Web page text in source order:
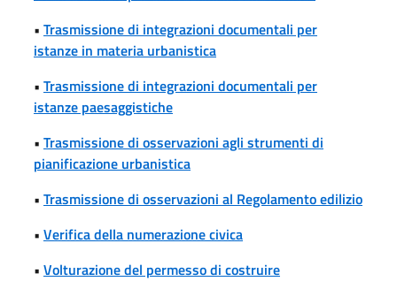
• Trasmissione di integrazioni documentali per
istanze in materia urbanistica
• Trasmissione di integrazioni documentali per
istanze paesaggistiche
• Trasmissione di osservazioni agli strumenti di
pianificazione urbanistica
• Trasmissione di osservazioni al Regolamento edilizio
• Verifica della numerazione civica
• Volturazione del permesso di costruire